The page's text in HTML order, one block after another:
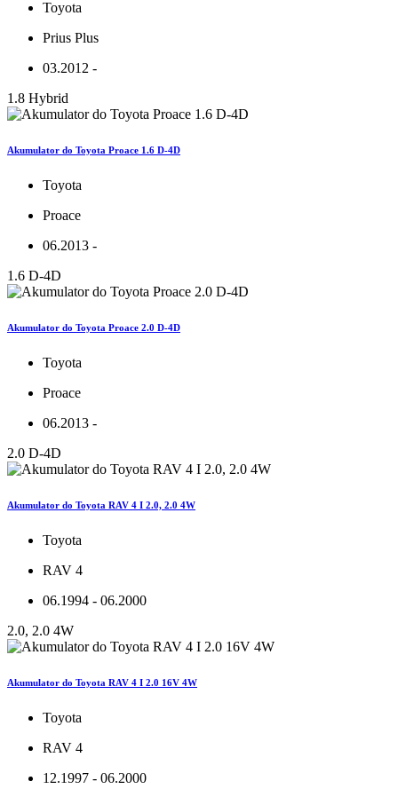
Toyota
Prius Plus
03.2012 -
1.8 Hybrid
Akumulator do Toyota Proace 1.6 D-4D
Toyota
Proace
06.2013 -
1.6 D-4D
Akumulator do Toyota Proace 2.0 D-4D
Toyota
Proace
06.2013 -
2.0 D-4D
Akumulator do Toyota RAV 4 I 2.0, 2.0 4W
Toyota
RAV 4
06.1994 - 06.2000
2.0, 2.0 4W
Akumulator do Toyota RAV 4 I 2.0 16V 4W
Toyota
RAV 4
12.1997 - 06.2000